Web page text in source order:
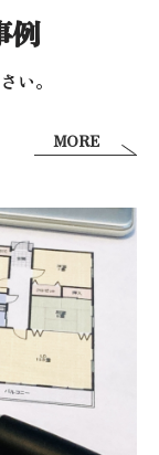
例
い。
MORE